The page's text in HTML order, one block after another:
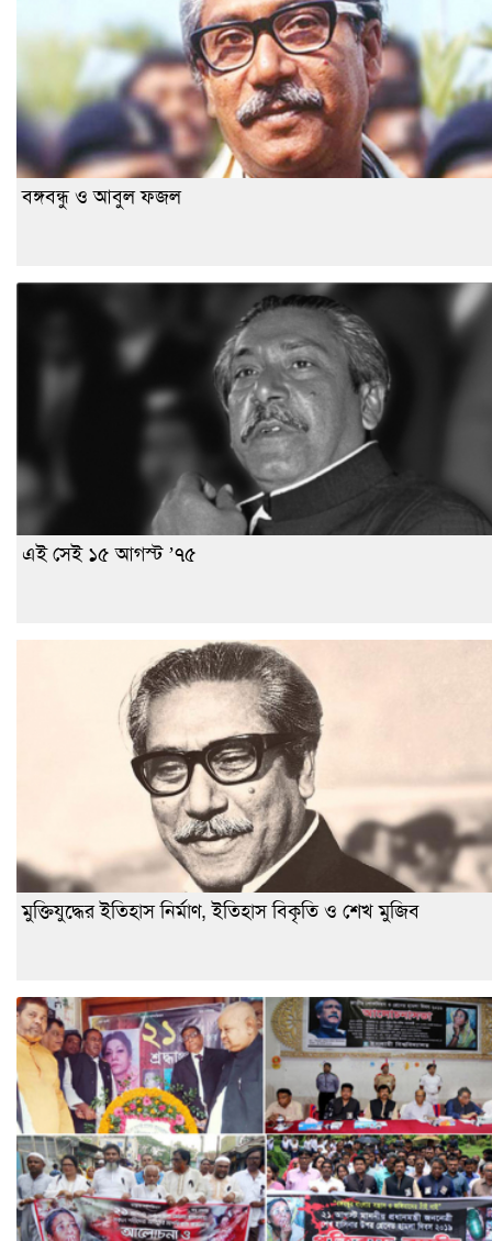
বঙ্গবন্ধু ও আবুল ফজল
এই সেই ১৫ আগস্ট ’৭৫
মুক্তিযুদ্ধের ইতিহাস নির্মাণ, ইতিহাস বিকৃতি ও শেখ মুজিব